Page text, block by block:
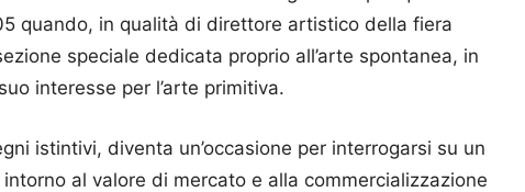
quando, in qualità di direttore artistico della fiera
speciale dedicata proprio all’arte spontanea, in
interesse per l’arte primitiva.
istintivi, diventa un’occasione per interrogarsi su un
al valore di mercato e alla commercializzazione